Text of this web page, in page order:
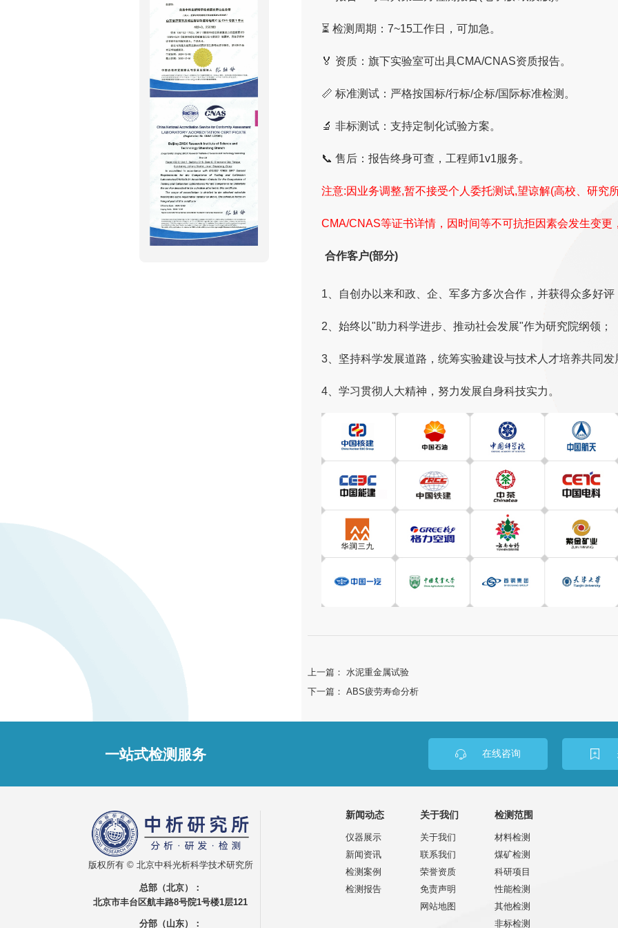
⏳ 检测周期：7~15工作日，可加急。
🏅 资质：旗下实验室可出具CMA/CNAS资质报告。
📏 标准测试：严格按国标/行标/企标/国际标准检测。
🔬 非标测试：支持定制化试验方案。
📞 售后：报告终身可查，工程师1v1服务。
注意:因业务调整,暂不接受个人委托测试,望谅解(高校、研究
CMA/CNAS等证书详情，因时间等不可抗拒因素会发生变更
合作客户(部分)
1、自创办以来和政、企、军多方多次合作，并获得众多好评
2、始终以"助力科学进步、推动社会发展"作为研究院纲领；
3、坚持科学发展道路，统筹实验建设与技术人才培养共同发
4、学习贯彻人大精神，努力发展自身科技实力。
上一篇：水泥重金属试验
下一篇：ABS疲劳寿命分析
一站式检测服务 在线咨询
版权所有 © 北京中科光析科学技术研究所
总部（北京）：
北京市丰台区航丰路8号院1号楼1层121
分部（山东）：
新闻动态
仪器展示
新闻资讯
检测案例
检测报告
关于我们
关于我们
联系我们
荣誉资质
免责声明
网站地图
检测范围
材料检测
煤矿检测
科研项目
性能检测
其他检测
非标检测